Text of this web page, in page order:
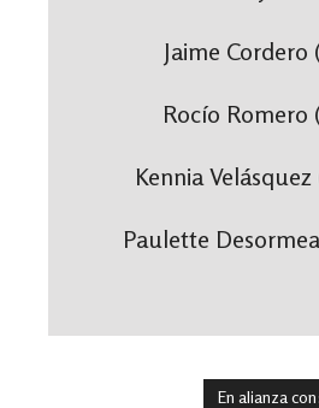
Jaime Cordero
Rocío Romero
Kennia
Paulette
En alianza con: